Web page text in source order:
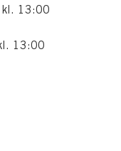
13:00
13:00